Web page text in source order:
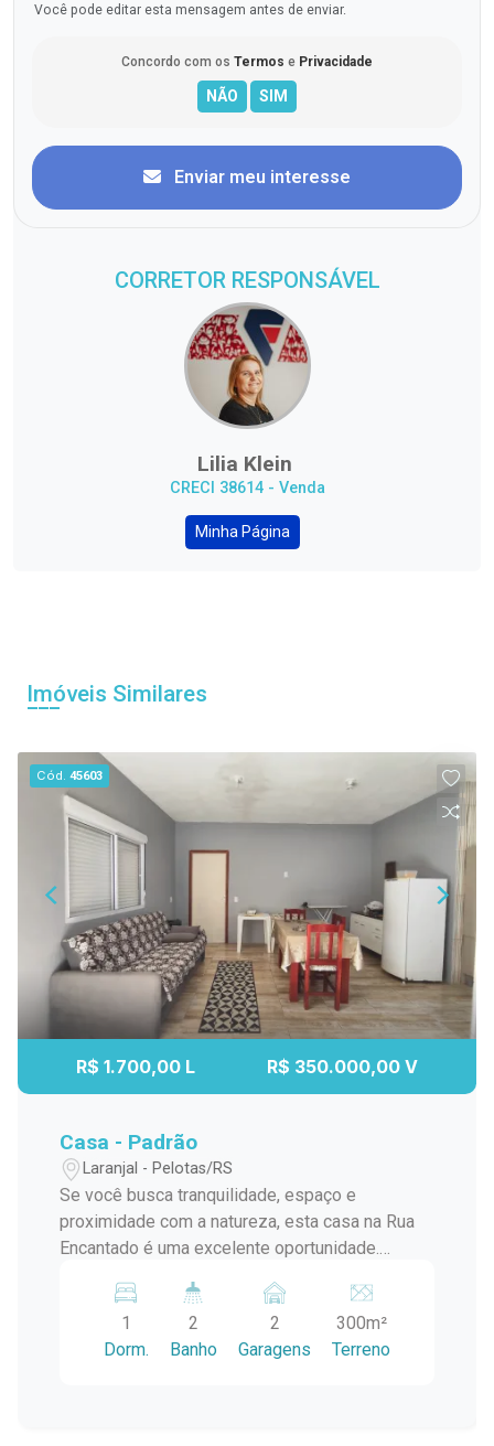
Você pode editar esta mensagem antes de enviar.
Concordo com os Termos e Privacidade
Enviar meu interesse
CORRETOR RESPONSÁVEL
Lilia Klein
CRECI 38614 - Venda
Minha Página
Imóveis Similares
Cód.45603
R$ 1.700,00 L R$ 350.000,00 V
Casa - Padrão
Laranjal - Pelotas/RS
Se você busca tranquilidade, espaço e
proximidade com a natureza, esta casa na Rua
Encantado é uma excelente oportunidade.
alagamentos, o imóvel oferece ambientes
amplos e bem distribuídos, ideal para quem
valoriza conforto e praticidade no dia a dia. O
1
Dorm.
2
Banho
2
Garagens
300m²
Terreno